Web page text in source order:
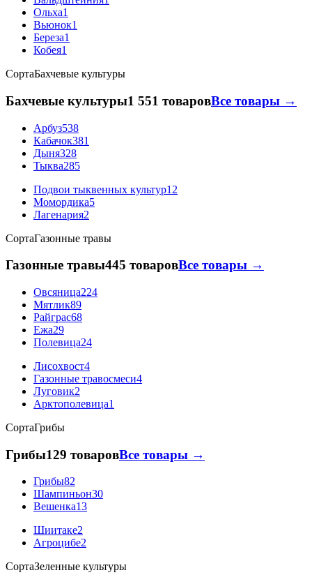
Ольха1
Вьюнок1
Береза1
Кобея1
СортаБахчевые культуры
Бахчевые культуры1 551 товаровВсе товары →
Арбуз538
Кабачок381
Дыня328
Тыква285
Подвои тыквенных культур12
Момордика5
Лагенария2
СортаГазонные травы
Газонные травы445 товаровВсе товары →
Овсяница224
Мятлик89
Райграс68
Ежа29
Полевица24
Лисохвост4
Газонные травосмеси4
Луговик2
Арктополевица1
СортаГрибы
Грибы129 товаровВсе товары →
Грибы82
Шампиньон30
Вешенка13
Шиитаке2
Агроцибе2
СортаЗеленные культуры